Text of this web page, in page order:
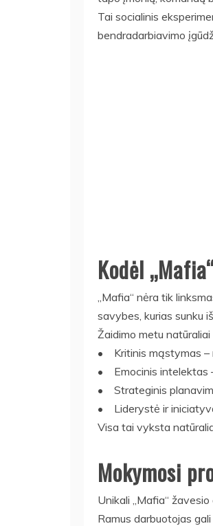
Tai socialinis
bendradarbiavimo
Kodėl
„Mafia“ nėra tik
savybes, kurias sunku
Žaidimo metu natūraliai
• Kritinis mąstymas –
• Emocinis intelektas
• Strateginis
• Liderystė ir
Visa tai vyksta
Mokymosi
Unikali „Mafia“
Ramus darbuotojas